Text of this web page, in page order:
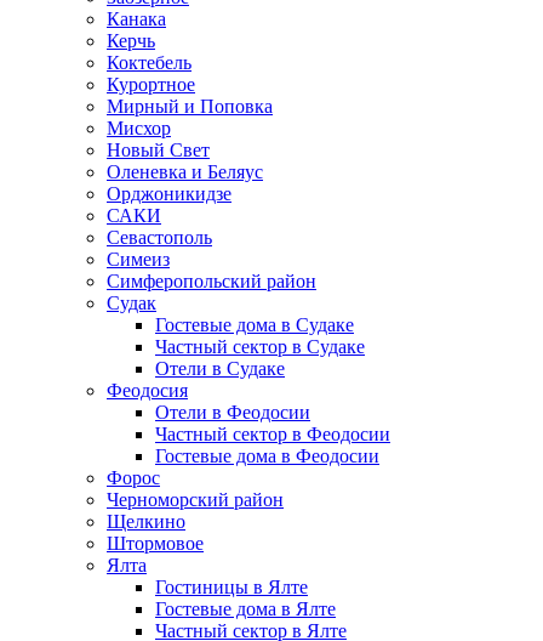
Канака
Керчь
Коктебель
Курортное
Мирный и Поповка
Мисхор
Новый Свет
Оленевка и Беляус
Орджоникидзе
САКИ
Севастополь
Симеиз
Симферопольский район
Судак
Гостевые дома в Судаке
Частный сектор в Судаке
Отели в Судаке
Феодосия
Отели в Феодосии
Частный сектор в Феодосии
Гостевые дома в Феодосии
Форос
Черноморский район
Щелкино
Штормовое
Ялта
Гостиницы в Ялте
Гостевые дома в Ялте
Частный сектор в Ялте